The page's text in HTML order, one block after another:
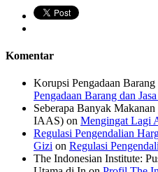
Komentar
Korupsi Pengadaan Barang
Pengadaan Barang dan
Seberapa Banyak
IAAS) on Mengingat Lagi
Regulasi Pengendalian
Gizi on Regulasi
The Indonesian Institute: